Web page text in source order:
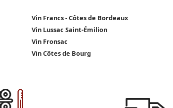
Vin Francs - Côtes de Bordeaux
Vin Lussac Saint-Émilion
Vin Fronsac
Vin Côtes de Bourg